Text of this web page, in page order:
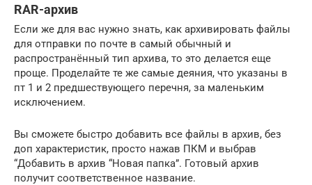
RAR-архив
Если же для вас нужно знать, как архивировать файлы
для отправки по почте в самый обычный и
распространённый тип архива, то это делается еще
проще. Проделайте те же самые деяния, что указаны в
пт 1 и 2 предшествующего перечня, за маленьким
исключением.
Вы сможете быстро добавить все файлы в архив, без
доп характеристик, просто нажав ПКМ и выбрав
“Добавить в архив “Новая папка”. Готовый архив
получит соответственное название.